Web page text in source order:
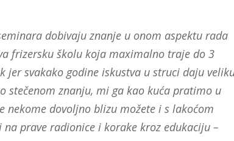
dobivaju znanje u onom aspektu rada
frizersku školu koja maximalno traje do 3
svakako godine iskustva u struci daju
stečenom znanju, mi ga kao kuća pratimo u
nekome dovoljno blizu možete i s lakoćom
prave radionice i korake kroz edukaciju –